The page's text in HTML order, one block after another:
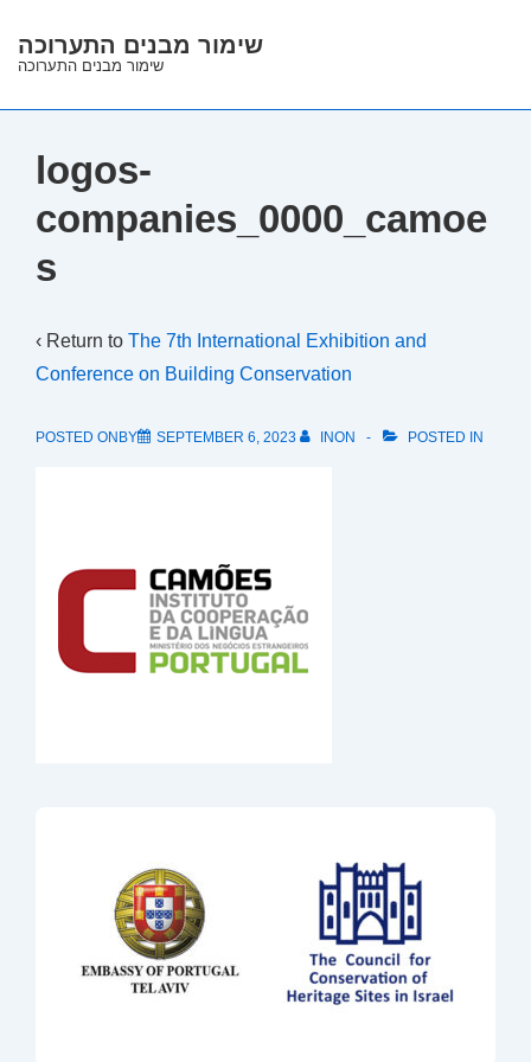
Skip
Main
שימור מבנים התערוכה
שימור מבנים התערוכה
logos-
companies_0000_camoe
s
‹ Return to The 7th International Exhibition and
Conference on Building Conservation
POSTED ONBY SEPTEMBER 6, 2023 INON POSTED IN